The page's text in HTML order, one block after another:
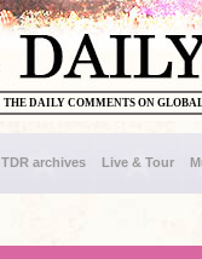
THE DAILY COMMENTS ON
TDR archives Live & Tour